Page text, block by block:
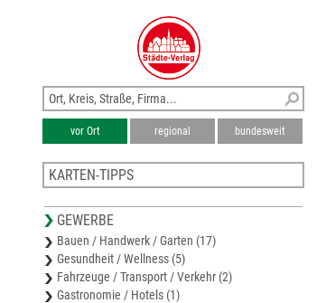
vor Ort regional bundesweit
KARTEN-TIPPS
Stadtplan Herzogenrath
Stadtplan Alsdorf
Stadtplan Baesweiler
Stadtplan Würselen
GEWERBE
Bauen / Handwerk / Garten (17)
Gesundheit / Wellness (5)
Fahrzeuge / Transport / Verkehr (2)
Gastronomie / Hotels (1)